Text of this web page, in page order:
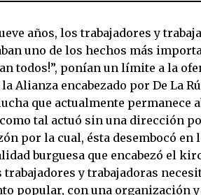
años, los trabajadores y
uno de los hechos más
todos!”, ponían un límite a la
Alianza encabezado por De La
que actualmente permanece
tal actuó sin una dirección
por la cual, ésta desembocó
burguesa que encabezó el
trabajadores y trabajadoras
popular, con una organización